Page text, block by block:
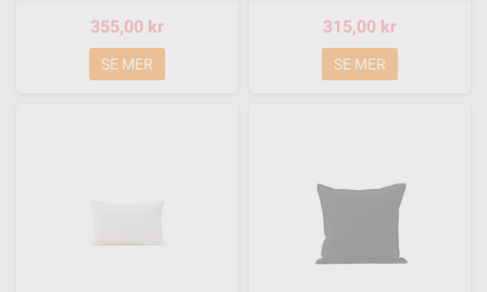
355,00 kr
SE MER
315,00 kr
SE MER